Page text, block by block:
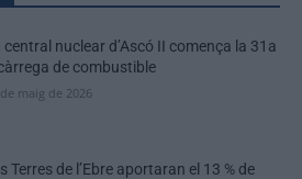
central nuclear d’Ascó II comença la 31a
de combustible
de maig de 2026
Terres de l’Ebre aportaran el 13 % de